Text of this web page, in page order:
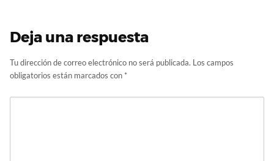
Deja una respuesta
Tu dirección de correo electrónico no será publicada. Los campos
obligatorios están marcados con *